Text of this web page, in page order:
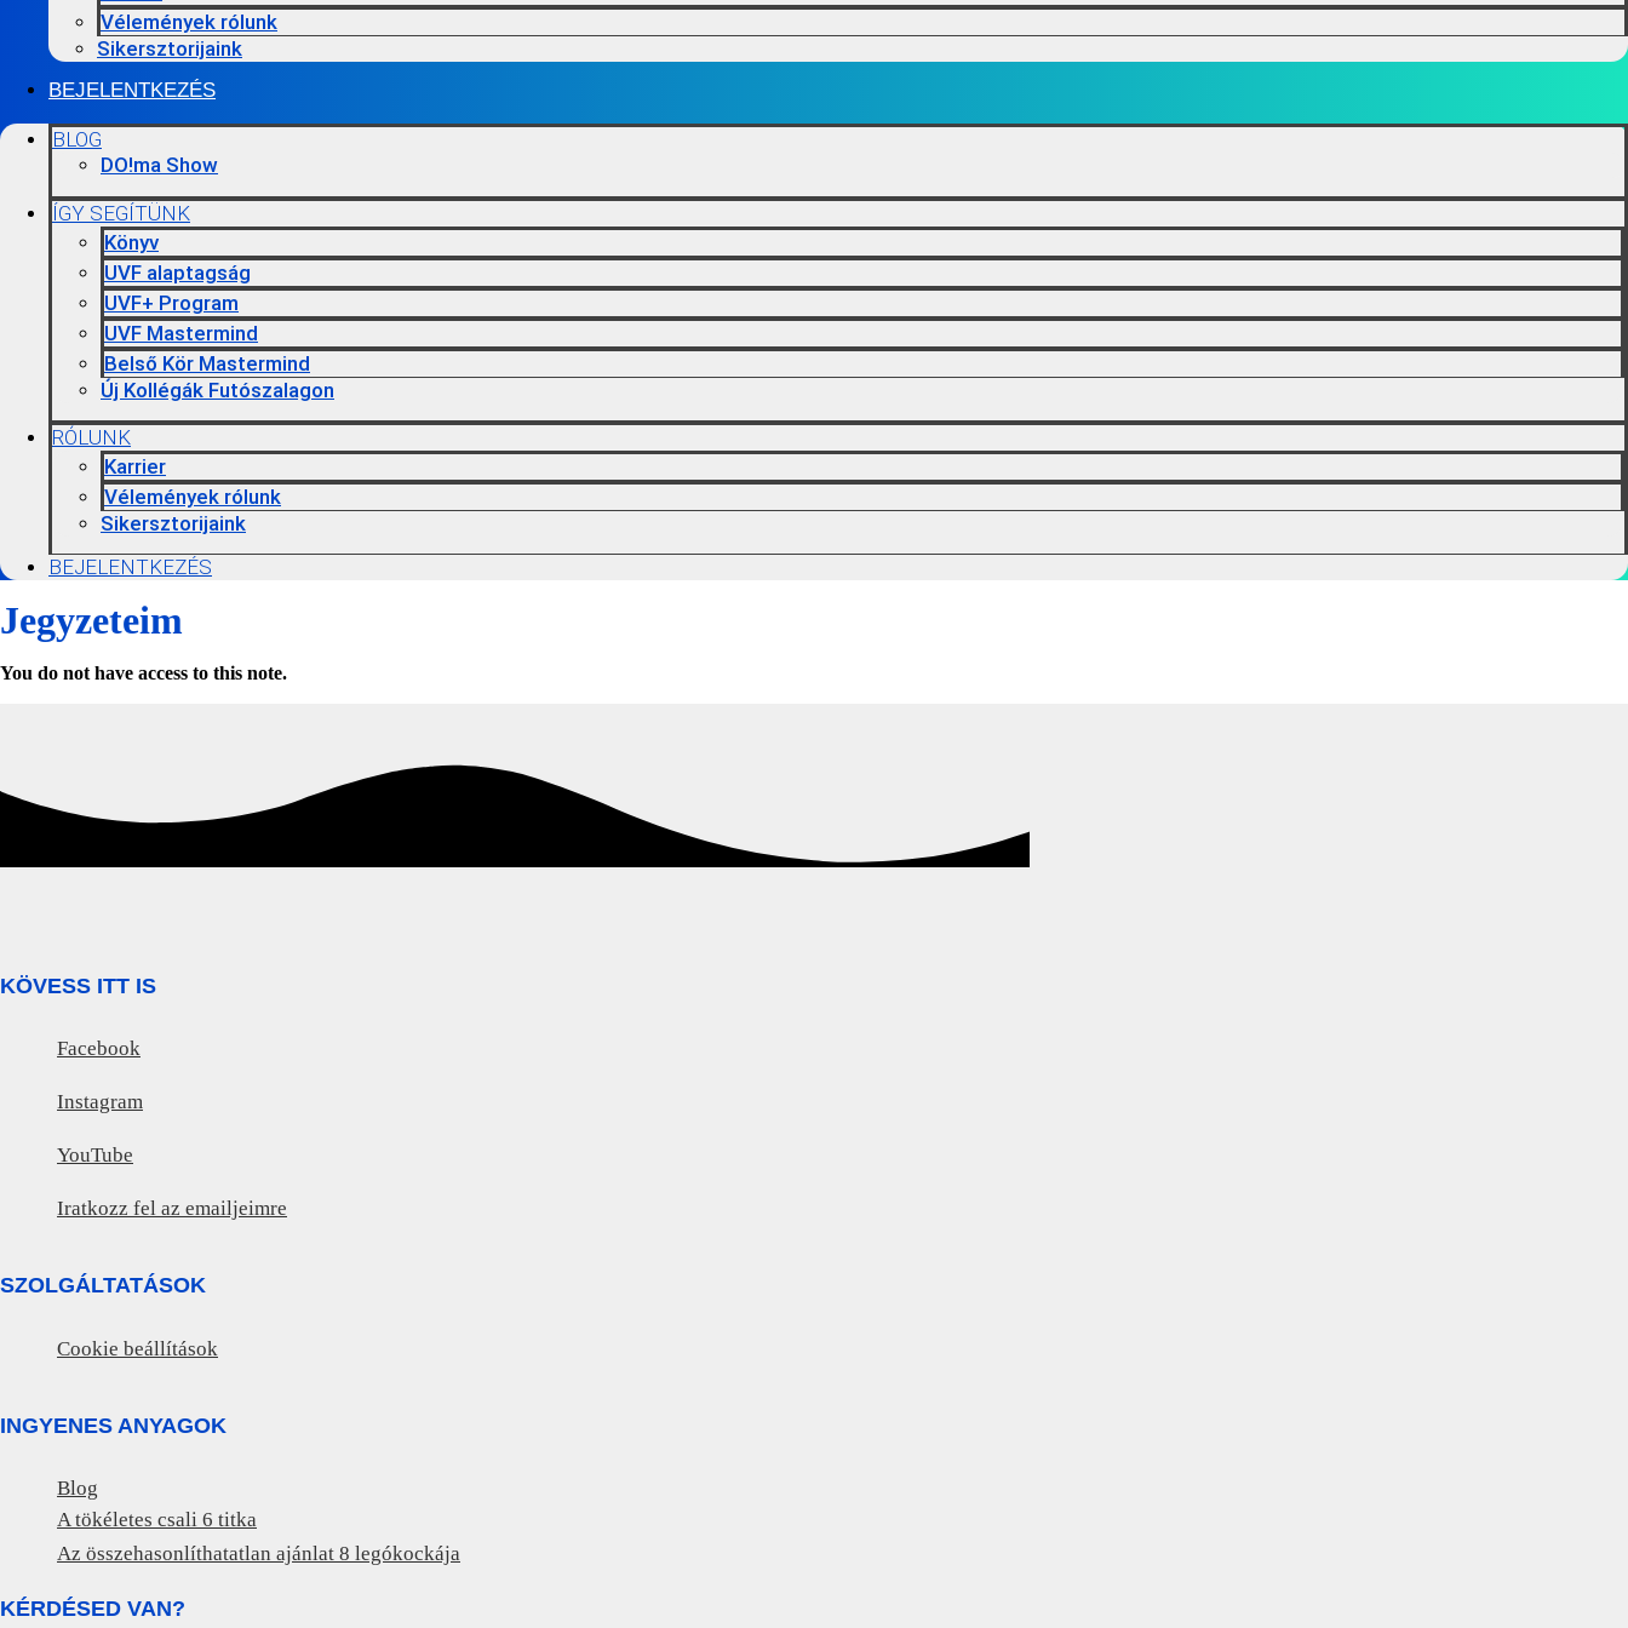
Vélemények rólunk
Sikersztorijaink
BEJELENTKEZÉS
BLOG
DO!ma Show
ÍGY SEGÍTÜNK
Könyv
UVF alaptagság
UVF+ Program
UVF Mastermind
Belső Kör Mastermind
Új Kollégák Futószalagon
RÓLUNK
Karrier
Vélemények rólunk
Sikersztorijaink
BEJELENTKEZÉS
Jegyzeteim
You do not have access to this note.
KÖVESS ITT IS
Facebook
Instagram
YouTube
Iratkozz fel az emailjeimre
SZOLGÁLTATÁSOK
Cookie beállítások
INGYENES ANYAGOK
Blog
A tökéletes csali 6 titka
Az összehasonlíthatatlan ajánlat 8 legókockája
KÉRDÉSED VAN?